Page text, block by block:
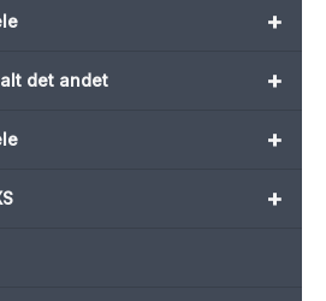
+
+
det andet
+
+